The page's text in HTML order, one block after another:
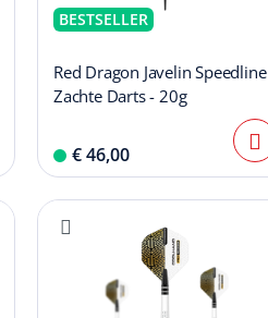
BESTSELLER
Red Dragon Javelin Speedline
Zachte Darts - 20g
€ 46,00